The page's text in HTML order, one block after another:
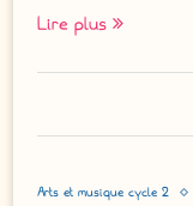
Lire plus
Arts et musique cycle 2